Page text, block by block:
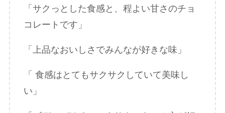
「サクっとした食感と、程よい甘さのチョ
コレートです」
「上品なおいしさでみんなが好きな味」
「 食感はとてもサクサクしていて美味し
い」